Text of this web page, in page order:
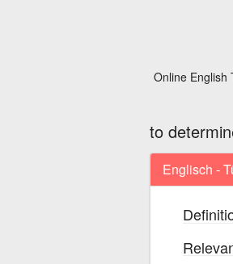
Online English
to
Englisch -